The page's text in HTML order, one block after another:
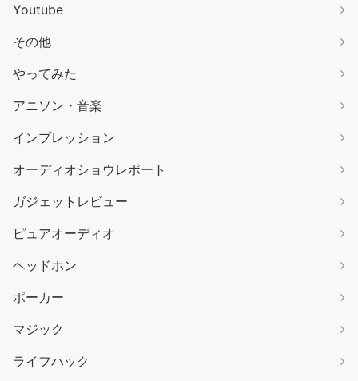
Youtube
その他
やってみた
アニソン・音楽
インプレッション
オーディオショウレポート
ガジェットレビュー
ピュアオーディオ
ヘッドホン
ポーカー
マジック
ライフハック